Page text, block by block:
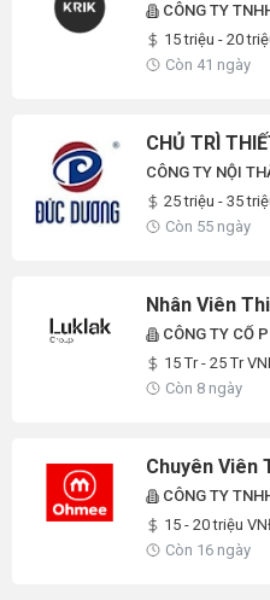
CÔNG TY
15 triệu - 20
Còn 41 ngày
CHỦ TRÌ
CÔNG TY NỘI
25 triệu - 35
Còn 55 ngày
Nhân Viên
CÔNG TY CỔ
15 Tr - 25 Tr
Còn 8 ngày
Chuyên Viên
CÔNG TY
15 - 20 triệu
Còn 16 ngày